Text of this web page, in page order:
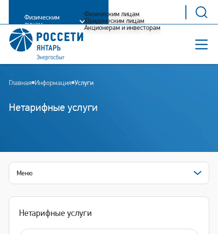
Физическим
лицам
Физическим лицам
Юридическим лицам
Акционерам и инвесторам
Главная Информация Услуги
Нетарифные услуги
Меню
Нетарифные услуги